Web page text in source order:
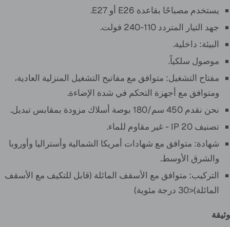
يستخدم مصباحًا بقاعدة E26 أو E27.
جهد التيار المتردد 110-240 فولت.
البيئة: داخلية.
موصول سلكياً.
مفتاح التشغيل: متوافق مع مفاتيح التشغيل المنزلية العادية،
ومتوافق مع أجهزة التحكم في شدة الإضاءة.
نحن نقدم450 سم/180 بوصة
أسلاك مزودة بمقابس تبديل.
تصنيف IP 20 - غير مقاوم للماء.
شهادة: متوافق مع شهادات أمريكا الشمالية وأستراليا وأوروبا
والشرق الأوسط.
التركيب: متوافق مع الأسقف المائلة (قابل للتكيف مع الأسقف
المائلة)<30 درجة مئوية)
وثيقة